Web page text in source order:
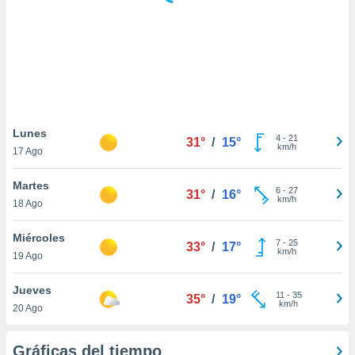
únicos
similares
como
IP
posible
traten tus
en
Para
Lunes
17 Ago
31° / 15° 4- 21
km/h
Martes
18 Ago
31° / 16° 6- 27
km/h
Miércoles
19 Ago
33° / 17° 7- 25
km/h
Jueves
20 Ago
35° / 19° 11 - 35
km/h
Gráficas del tiempo